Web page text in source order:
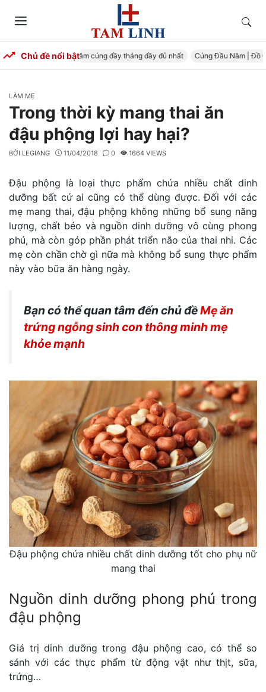
Menu
Tìm
Chủ đề nổi bật
Cúng Đầy Tháng – Mâm cúng đầy tháng đầy đủ nhất Cúng Đầu Năm | Đồ
CATEGORIES
LÀM MẸ
Trong thời kỳ mang thai ăn
đậu phộng lợi hay hại?
BỞI LEGIANG 11/04/2018 0 1664 VIEWS
Đậu phộng là loại thực phẩm chứa nhiều chất dinh
dưỡng bất cứ ai cũng có thể dùng được. Đối với các
mẹ mang thai, đậu phộng không những bổ sung năng
lượng, chất béo và nguồn dinh dưỡng vô cùng phong
phú, mà còn góp phần phát triển não của thai nhi. Các
mẹ còn chần chờ gì nữa mà không bổ sung thực phẩm
này vào bữa ăn hàng ngày.
Bạn có thể quan tâm đến chủ đềMẹ ăn
trứng ngỗng sinh con thông minh mẹ
khỏe mạnh
Đậu phộng chứa nhiều chất dinh dưỡng tốt cho phụ nữ
mang thai
Nguồn dinh dưỡng phong phú trong
đậu phộng
Giá trị dinh dưỡng trong đậu phộng cao, có thể so
sánh với các thực phẩm từ động vật như thịt, sữa,
trứng…